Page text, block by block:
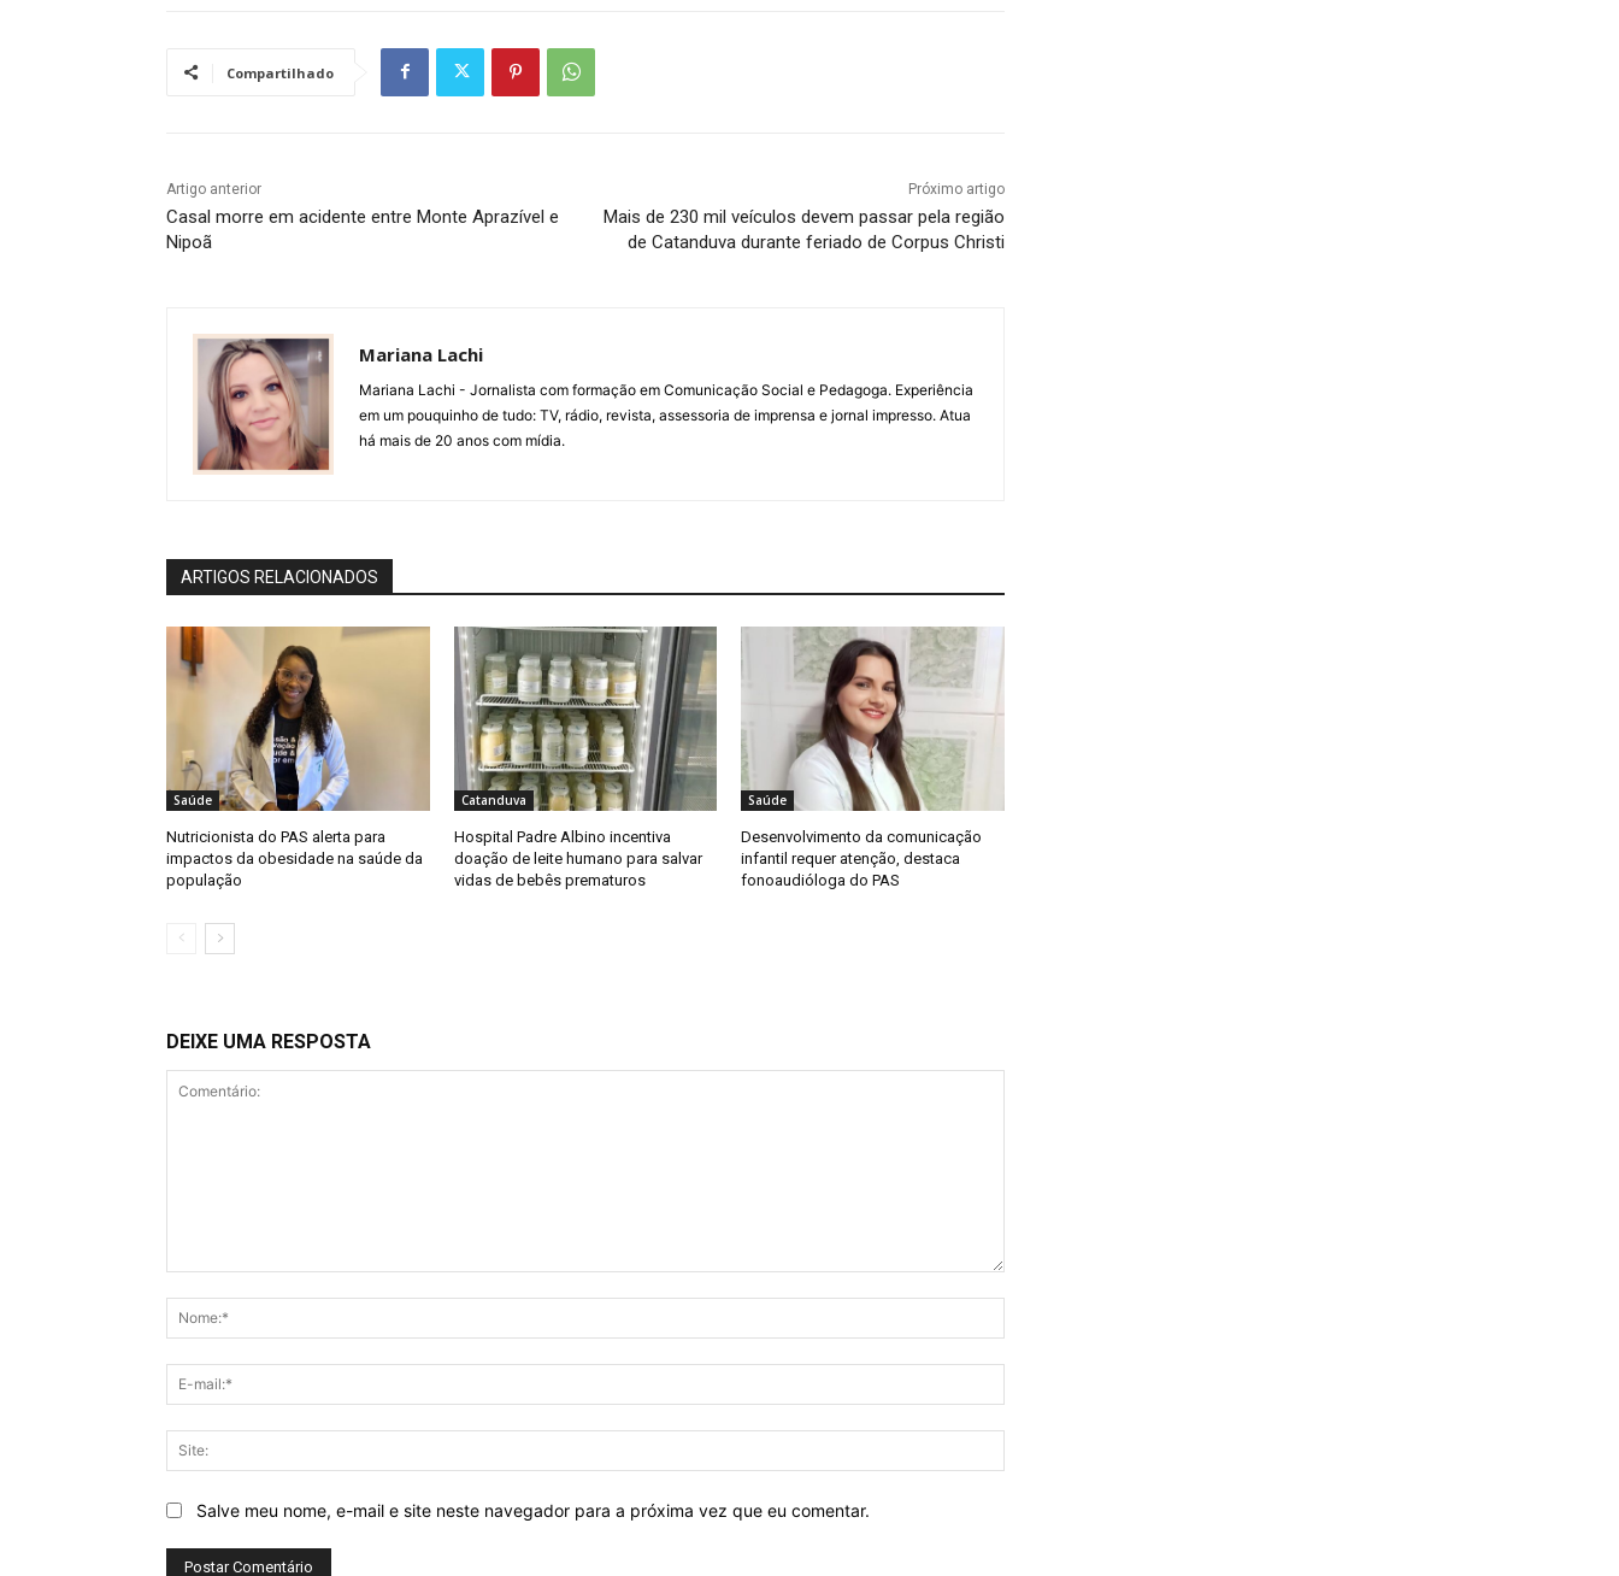
Compartilhado
Artigo anterior
Casal morre em acidente entre Monte Aprazível e
Nipoã
Próximo artigo
Mais de 230 mil veículos devem passar pela região
de Catanduva durante feriado de Corpus Christi
Mariana Lachi
Mariana Lachi - Jornalista com formação em Comunicação Social e Pedagoga. Experiência
em um pouquinho de tudo: TV, rádio, revista, assessoria de imprensa e jornal impresso. Atua
há mais de 20 anos com mídia.
ARTIGOS RELACIONADOS
Saúde
Nutricionista do PAS alerta para
impactos da obesidade na saúde da
população
Catanduva
Hospital Padre Albino incentiva
doação de leite humano para salvar
vidas de bebês prematuros
Saúde
Desenvolvimento da comunicação
infantil requer atenção, destaca
fonoaudióloga do PAS
DEIXE UMA RESPOSTA
mail:*
Salve meu nome, e-mail e site neste navegador para a próxima vez que eu comentar.